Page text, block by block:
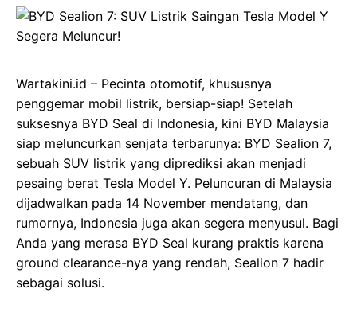
Wartakini.id – Pecinta otomotif, khususnya
penggemar mobil listrik, bersiap-siap! Setelah
suksesnya BYD Seal di Indonesia, kini BYD Malaysia
siap meluncurkan senjata terbarunya: BYD Sealion 7,
sebuah SUV listrik yang diprediksi akan menjadi
pesaing berat Tesla Model Y. Peluncuran di Malaysia
dijadwalkan pada 14 November mendatang, dan
rumornya, Indonesia juga akan segera menyusul. Bagi
Anda yang merasa BYD Seal kurang praktis karena
ground clearance-nya yang rendah, Sealion 7 hadir
sebagai solusi.